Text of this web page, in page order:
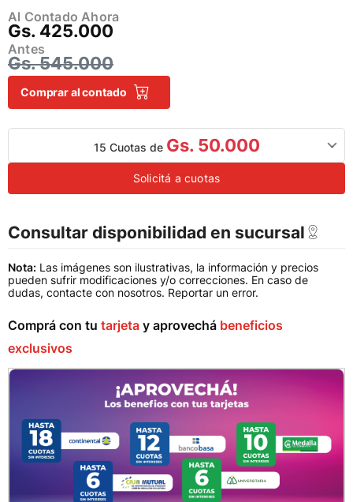
Al Contado Ahora
Gs. 425.000
Antes
Gs. 545.000
Comprar al contado
15 Cuotas de Gs. 50.000
Solicitá a cuotas
Consultar disponibilidad en sucursal
Nota: Las imágenes son ilustrativas, la información y precios
pueden sufrir modificaciones y/o correcciones. En caso de
dudas, contacte con nosotros. Reportar un error.
Comprá con tu tarjeta y aprovechá beneficios
exclusivos